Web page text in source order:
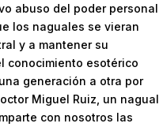
abuso del poder personal
los naguales se vieran
y a mantener su
conocimiento esotérico
generación a otra por
Miguel Ruiz, un nagual
con nosotros las